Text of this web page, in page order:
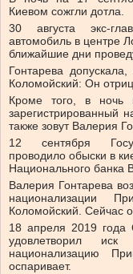
Киевом сожгли дотла.
30 августа экс-
автомобиль в центре
ближайшие дни
Гонтарева
Коломойский: Он
Кроме того, в ночь
зарегистрированный
также зовут Валерия
12 сентября
проводило обыски в
Национального банка
Валерия Гонтарева
национализации
Коломойский. Сейчас
18 апреля 2019 года
удовлетворил
национализацию
оспаривает.